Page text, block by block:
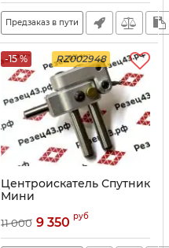
Предзаказ в пути
-15 % RZ002948
Центроискатель Спутник
Мини
11 000 9 350 руб